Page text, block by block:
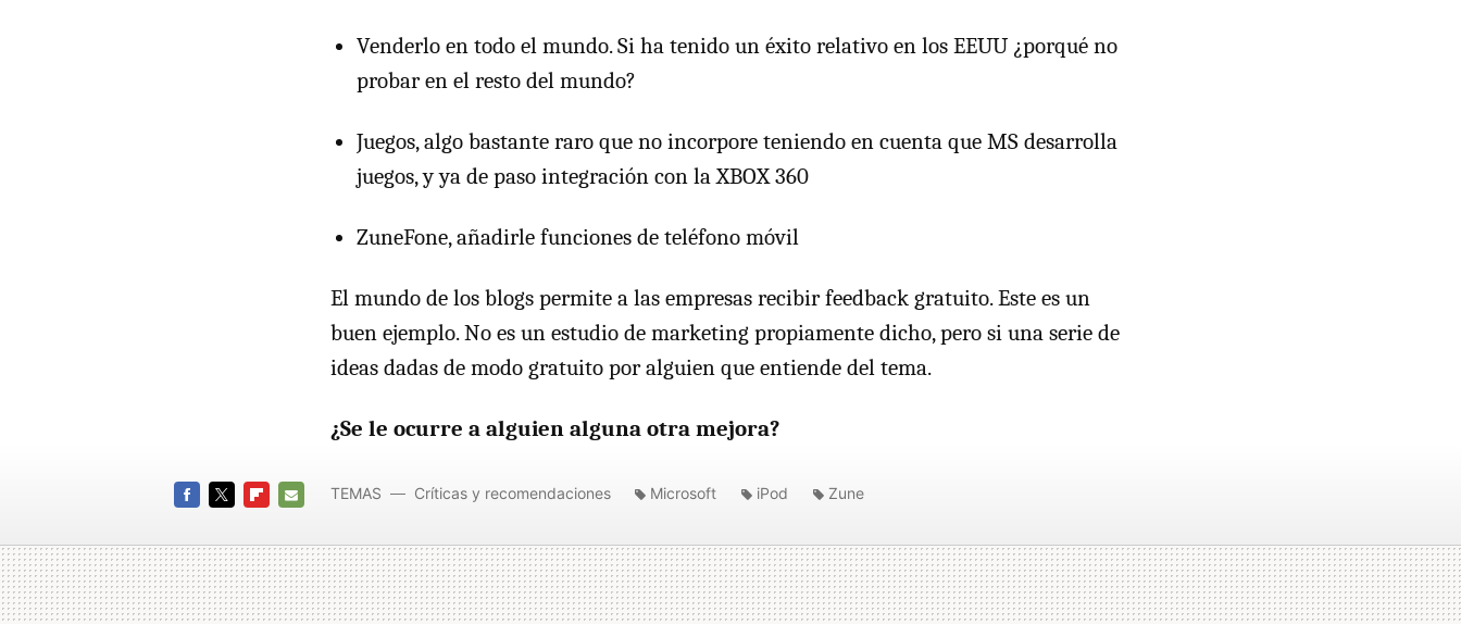
Venderlo en todo el mundo. Si ha tenido un éxito relativo en los EEUU ¿porqué no
probar en el resto del mundo?
Juegos, algo bastante raro que no incorpore teniendo en cuenta que MS desarrolla
juegos, y ya de paso integración con la XBOX 360
ZuneFone, añadirle funciones de teléfono móvil
El mundo de los blogs permite a las empresas recibir feedback gratuito. Este es un
buen ejemplo. No es un estudio de marketing propiamente dicho, pero si una serie de
ideas dadas de modo gratuito por alguien que entiende del tema.
¿Se le ocurre a alguien alguna otra mejora?
MAIL
TEMAS Críticas y recomendaciones Microsoft iPod Zune